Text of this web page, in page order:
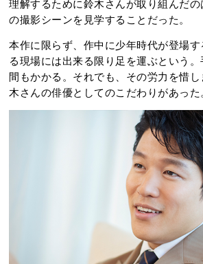
理解するために鈴木さんが取り組んだ
の撮影シーンを見学することだった。
本作に限らず、作中に少年時代が登場
る現場には出来る限り足を運ぶという
間もかかる。それでも、その労力を惜
木さんの俳優としてのこだわりがあった